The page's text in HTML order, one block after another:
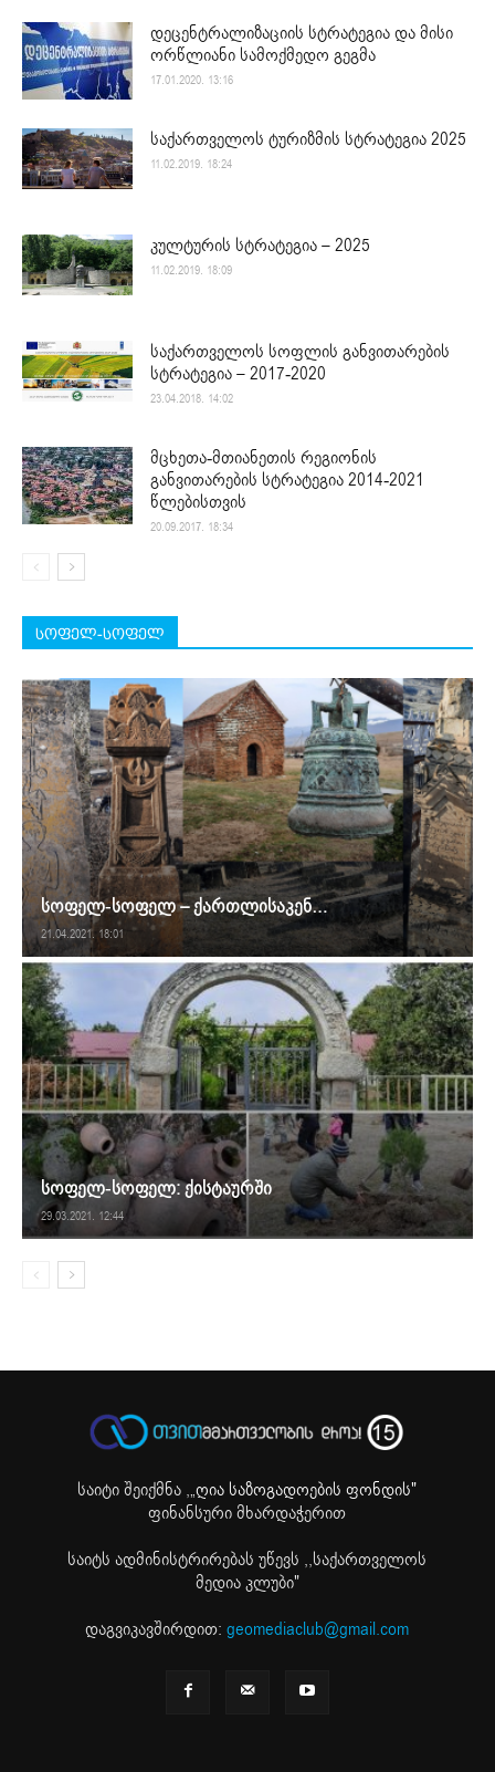
დეცენტრალიზაციის სტრატეგია და მისი
ორწლიანი სამოქმედო გეგმა
17.01.2020. 13:16
საქართველოს ტურიზმის სტრატეგია 2025
11.02.2019. 18:24
კულტურის სტრატეგია – 2025
11.02.2019. 18:09
საქართველოს სოფლის განვითარების
სტრატეგია – 2017-2020
23.04.2018. 14:02
მცხეთა-მთიანეთის რეგიონის
განვითარების სტრატეგია 2014-2021
წლებისთვის
20.09.2017. 18:34
სოფელ-სოფელ
სოფელ-სოფელ – ქართლისაკენ…
21.04.2021. 18:01
სოფელ-სოფელ: ქისტაურში
29.03.2021. 12:44
საიტი შეიქმნა ,„ღია საზოგადოების ფონდის"
ფინანსური მხარდაჭერით
საიტს ადმინისტრირებას უწევს ,,საქართველოს
მედია კლუბი"
დაგვიკავშირდით:geomediaclub@gmail.com